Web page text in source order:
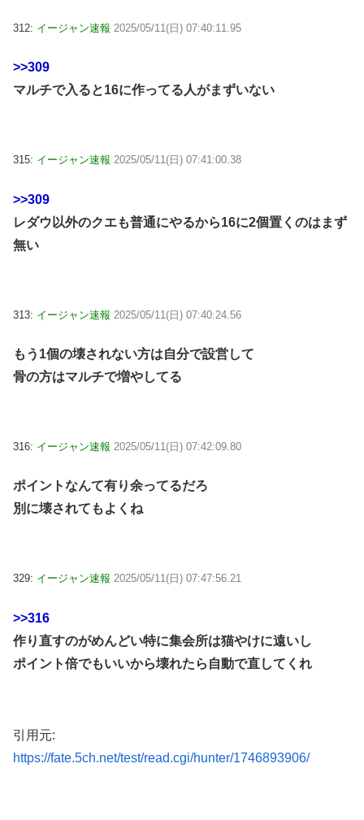
312: イージャン速報 2025/05/11(日) 07:40:11.95
>>309
マルチで入ると16に作ってる人がまずいない
315: イージャン速報 2025/05/11(日) 07:41:00.38
>>309
レダウ以外のクエも普通にやるから16に2個置くのはまず
無い
313: イージャン速報 2025/05/11(日) 07:40:24.56
もう1個の壊されない方は自分で設営して
骨の方はマルチで増やしてる
316: イージャン速報 2025/05/11(日) 07:42:09.80
ポイントなんて有り余ってるだろ
別に壊されてもよくね
329: イージャン速報 2025/05/11(日) 07:47:56.21
>>316
作り直すのがめんどい特に集会所は猫やけに遠いし
ポイント倍でもいいから壊れたら自動で直してくれ
引用元:
https://fate.5ch.net/test/read.cgi/hunter/1746893906/